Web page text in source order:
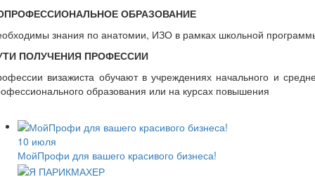
ОБРАЗОВАНИЕ
знания по анатомии, ИЗО в рамках школьной
ПОЛУЧЕНИЯ ПРОФЕССИИ
визажиста обучают в учреждениях начального и
образования или на курсах повышения
10 июля
МойПрофи для вашего красивого бизнеса!